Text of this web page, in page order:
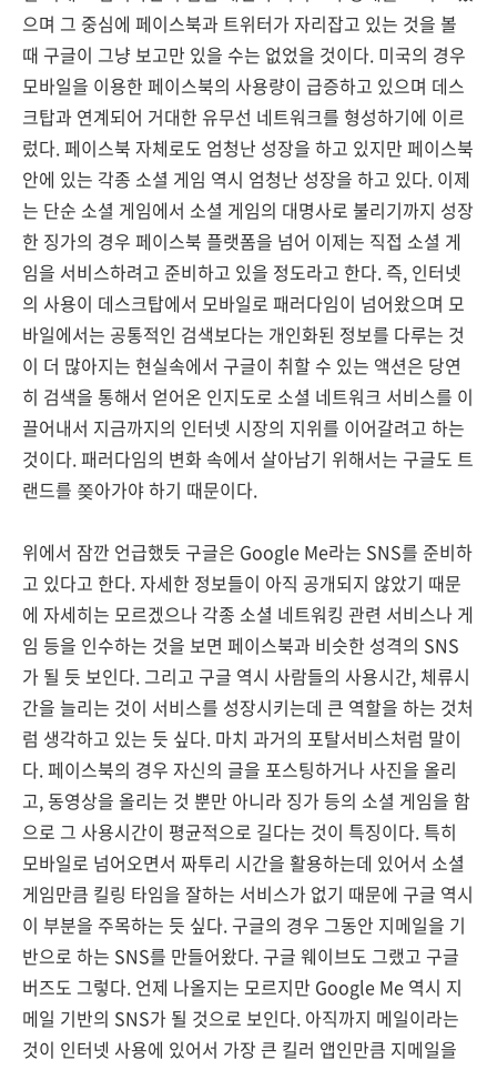
으며 그 중심에 페이스북과 트위터가 자리잡고 있는 것을 볼
때 구글이 그냥 보고만 있을 수는 없었을 것이다. 미국의 경우
모바일을 이용한 페이스북의 사용량이 급증하고 있으며 데스
크탑과 연계되어 거대한 유무선 네트워크를 형성하기에 이르
렀다. 페이스북 자체로도 엄청난 성장을 하고 있지만 페이스북
안에 있는 각종 소셜 게임 역시 엄청난 성장을 하고 있다. 이제
는 단순 소셜 게임에서 소셜 게임의 대명사로 불리기까지 성장
한 징가의 경우 페이스북 플랫폼을 넘어 이제는 직접 소셜 게
임을 서비스하려고 준비하고 있을 정도라고 한다. 즉, 인터넷
의 사용이 데스크탑에서 모바일로 패러다임이 넘어왔으며 모
바일에서는 공통적인 검색보다는 개인화된 정보를 다루는 것
이 더 많아지는 현실속에서 구글이 취할 수 있는 액션은 당연
히 검색을 통해서 얻어온 인지도로 소셜 네트워크 서비스를 이
끌어내서 지금까지의 인터넷 시장의 지위를 이어갈려고 하는
것이다. 패러다임의 변화 속에서 살아남기 위해서는 구글도 트
랜드를 쫒아가야 하기 때문이다.
위에서 잠깐 언급했듯 구글은 Google Me라는 SNS를 준비하
고 있다고 한다. 자세한 정보들이 아직 공개되지 않았기 때문
에 자세히는 모르겠으나 각종 소셜 네트워킹 관련 서비스나 게
임 등을 인수하는 것을 보면 페이스북과 비슷한 성격의 SNS
가 될 듯 보인다. 그리고 구글 역시 사람들의 사용시간, 체류시
간을 늘리는 것이 서비스를 성장시키는데 큰 역할을 하는 것처
럼 생각하고 있는 듯 싶다. 마치 과거의 포탈서비스처럼 말이
다. 페이스북의 경우 자신의 글을 포스팅하거나 사진을 올리
고, 동영상을 올리는 것 뿐만 아니라 징가 등의 소셜 게임을 함
으로 그 사용시간이 평균적으로 길다는 것이 특징이다. 특히
모바일로 넘어오면서 짜투리 시간을 활용하는데 있어서 소셜
게임만큼 킬링 타임을 잘하는 서비스가 없기 때문에 구글 역시
이 부분을 주목하는 듯 싶다. 구글의 경우 그동안 지메일을 기
반으로 하는 SNS를 만들어왔다. 구글 웨이브도 그랬고 구글
버즈도 그렇다. 언제 나올지는 모르지만 Google Me 역시 지
메일 기반의 SNS가 될 것으로 보인다. 아직까지 메일이라는
것이 인터넷 사용에 있어서 가장 큰 킬러 앱인만큼 지메일을